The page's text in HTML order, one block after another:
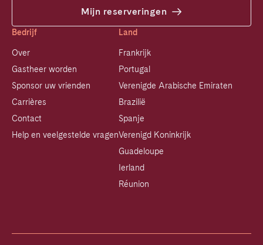
Mijn reserveringen
Bedrijf
Over
Gastheer worden
Sponsor uw vrienden
Carrières
Contact
Help en veelgestelde vragen
Land
Frankrijk
Portugal
Verenigde Arabische Emiraten
Brazilië
Spanje
Verenigd Koninkrijk
Guadeloupe
Ierland
Réunion